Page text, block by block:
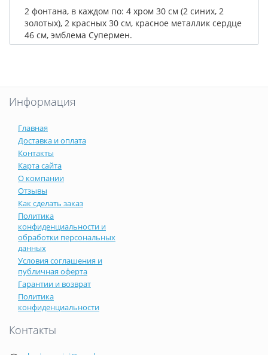
2 фонтана, в каждом по: 4 хром 30 см (2 синих, 2
золотых), 2 красных 30 см, красное металлик сердце
46 см, эмблема Супермен.
Информация
Главная
Доставка и оплата
Контакты
Карта сайта
О компании
Отзывы
Как сделать заказ
Политика
конфиденциальности и
обработки персональных
данных
Условия соглашения и
публичная оферта
Гарантии и возврат
Политика
конфиденциальности
Контакты